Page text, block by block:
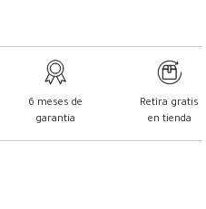
6 meses de
garantía
Retira gratis
en tienda